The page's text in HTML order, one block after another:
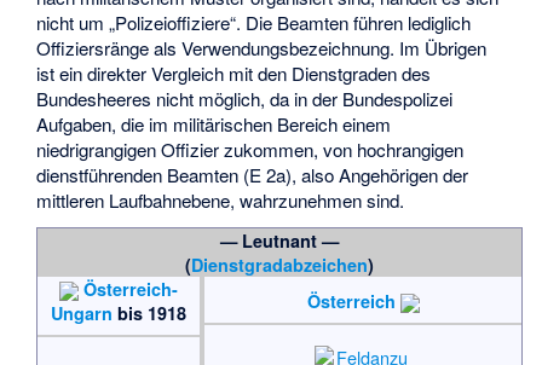
nicht um „Polizeioffiziere“. Die Beamten führen lediglich
Offiziersränge als Verwendungsbezeichnung. Im Übrigen
ist ein direkter Vergleich mit den Dienstgraden des
Bundesheeres nicht möglich, da in der Bundespolizei
Aufgaben, die im militärischen Bereich einem
niedrigrangigen Offizier zukommen, von hochrangigen
dienstführenden Beamten (E 2a), also Angehörigen der
mittleren Laufbahnebene, wahrzunehmen sind.
— Leutnant —
(Dienstgradabzeichen)
Österreich-
Ungarn bis 1918
Österreich